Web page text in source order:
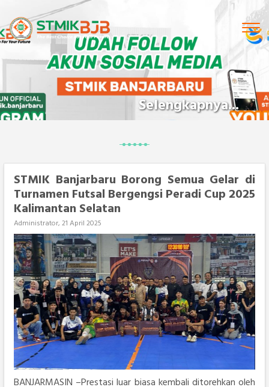
Selengkapnya...
STMIK Banjarbaru Borong Semua Gelar di
Turnamen Futsal Bergengsi Peradi Cup 2025
Kalimantan Selatan
Administrator, 21 April 2025
BANJARMASIN –Prestasi luar biasa kembali ditorehkan oleh